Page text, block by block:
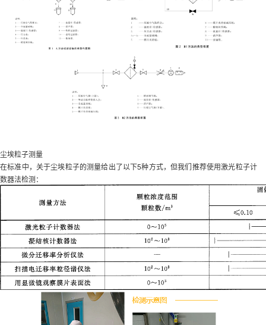
尘埃粒子测量
在标准中，关于尘埃粒子的测量给出了以下5种方式，但我们推荐使用激光粒子计
数器法检测：